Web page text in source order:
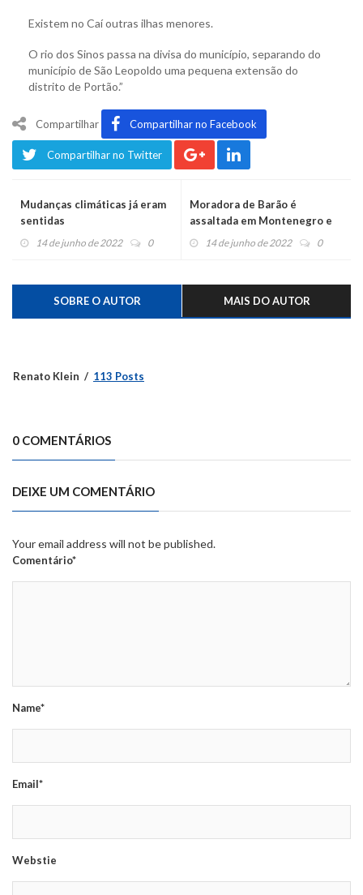
Existem no Caí outras ilhas menores.
O rio dos Sinos passa na divisa do município, separando do
município de São Leopoldo uma pequena extensão do
distrito de Portão.”
Compartilhar Compartilhar no Facebook
Compartilhar no Twitter
Mudanças climáticas já eram
sentidas
14 de junho de 2022 0
Moradora de Barão é
assaltada em Montenegro e
tem carro roubado
14 de junho de 2022 0
SOBRE O AUTOR MAIS DO AUTOR
Renato Klein 113 Posts
0 COMENTÁRIOS
DEIXE UM COMENTÁRIO
Your email address will not be published.
Comentário*
Name*
Email*
Webstie